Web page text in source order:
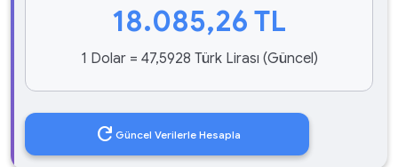
18.085,26 TL
1 Dolar = 47,5928 Türk Lirası (Güncel)
refresh Güncel Verilerle Hesapla